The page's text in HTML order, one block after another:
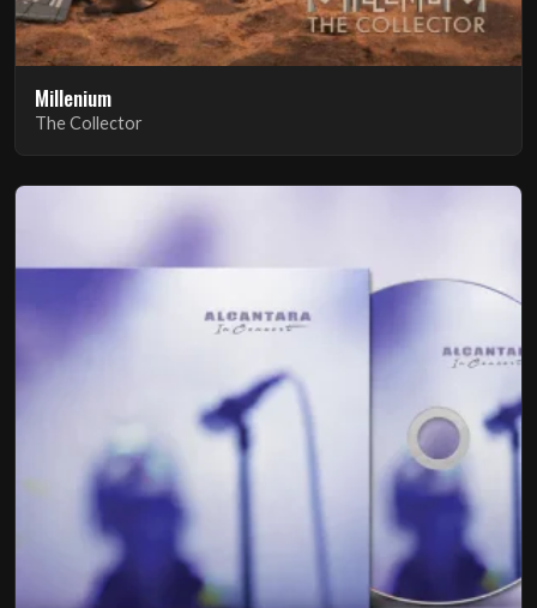
Millenium
The Collector